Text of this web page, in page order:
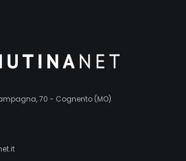
70 - Cognento (MO)